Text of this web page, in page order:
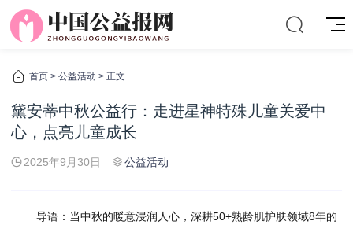
首页 > 公益活动 > 正文
黛安蒂中秋公益行：走进星神特殊儿童关爱中
心，点亮儿童成长
2025年9月30日 公益活动
导语：当中秋的暖意浸润人心，深耕50+熟龄肌护肤领域8年的